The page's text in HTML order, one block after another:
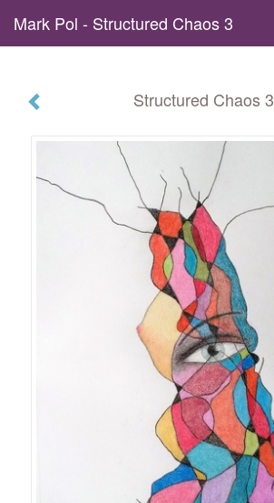
Mark Pol - Structured Chaos 3
Structured Chaos 3